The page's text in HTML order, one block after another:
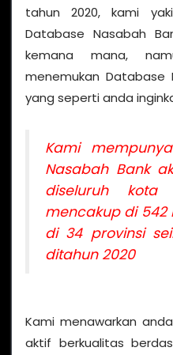
tahun 2020, kami
Database Nasabah
kemana mana,
menemukan Database
yang seperti anda
Kami
Nasabah Bank
diseluruh kota
mencakup di
di 34 provinsi
ditahun 2020
Kami menawarkan
aktif berkualitas